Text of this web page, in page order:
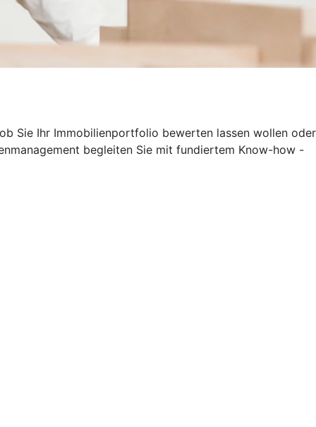
Sie Ihr Immobilienportfolio bewerten lassen wollen oder
begleiten Sie mit fundiertem Know-how -